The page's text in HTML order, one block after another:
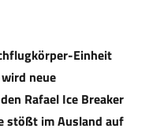
Einheit
neue
Rafael Ice Breaker
stößt im Ausland auf